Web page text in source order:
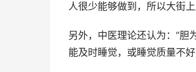
人很少能够做到，所以大街
另外，中医理论还认为：“胆
能及时睡觉，或睡觉质量不